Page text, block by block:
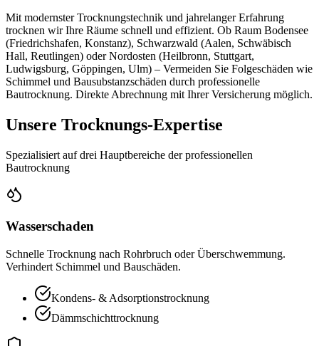
Mit modernster Trocknungstechnik und jahrelanger Erfahrung
trocknen wir Ihre Räume schnell und effizient. Ob Raum Bodensee
(Friedrichshafen, Konstanz), Schwarzwald (Aalen, Schwäbisch
Hall, Reutlingen) oder Nordosten (Heilbronn, Stuttgart,
Ludwigsburg, Göppingen, Ulm) – Vermeiden Sie Folgeschäden wie
Schimmel und Bausubstanzschäden durch professionelle
Bautrocknung. Direkte Abrechnung mit Ihrer Versicherung möglich.
Unsere Trocknungs-Expertise
Spezialisiert auf drei Hauptbereiche der professionellen
Bautrocknung
Wasserschaden
Schnelle Trocknung nach Rohrbruch oder Überschwemmung.
Verhindert Schimmel und Bauschäden.
Kondens- & Adsorptionstrocknung
Dämmschichttrocknung